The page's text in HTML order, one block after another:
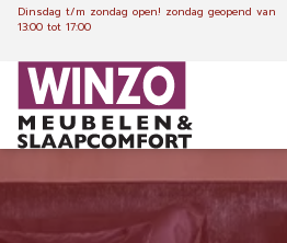
Dinsdag t/m zondag open! zondag geopend van
13:00 tot 17:00